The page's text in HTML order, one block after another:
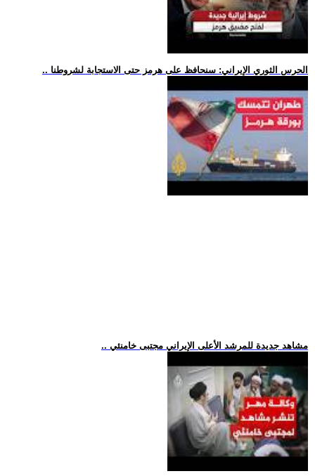
.. الحرس الثوري الإيراني: سنحافظ على هرمز حتى الاستجابة لشروطنا
.. مشاهد جديدة للمرشد الأعلى الإيراني مجتبى خامنئي